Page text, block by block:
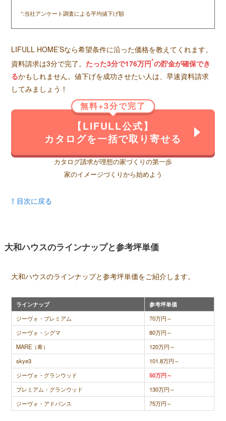
*:当社アンケート調査による平均値下げ額
LIFULL HOME’Sなら希望条件に沿った価格を教えてくれます。
資料請求は3分で完了。 たった3分で176万円*の貯金が確保でき
るかもしれません。値下げを成功させたい人は、早速資料請求
してみましょう！
無料+3分で完了
【LIFULL公式】
カタログを一括で取り寄せる
カタログ請求が理想の家づくりの第一歩
家のイメージづくりから始めよう
⇧ 目次に戻る
大和ハウスのラインナップと参考坪単価
大和ハウスのラインナップと参考坪単価をご紹介します。
ラインナップ
参考坪単価
ジーヴォ・プレミアム
70万円～
ジーヴォ・シグマ
80万円～
MARE（希）
120万円～
skye3
101.8万円～
ジーヴォ・グランウッド
50万円～
プレミアム・グランウッド
130万円～
ジーヴォ・アドバンス
75万円～